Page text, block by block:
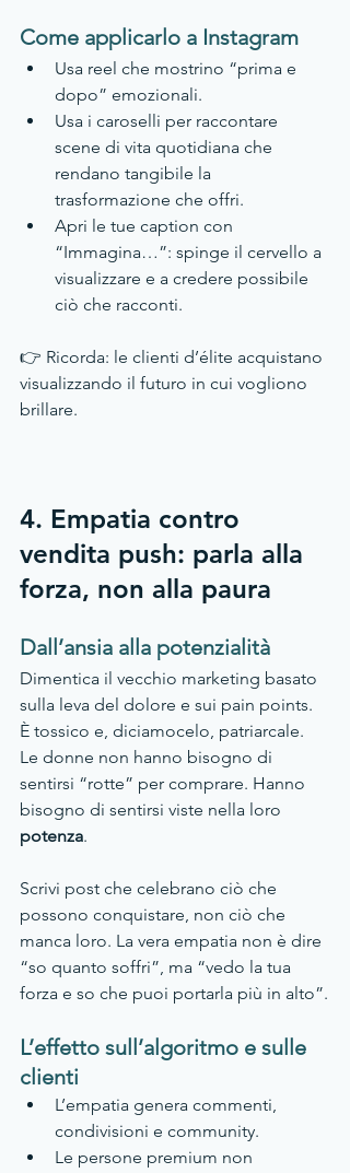
Come applicarlo a Instagram
Usa reel che mostrino “prima e
dopo” emozionali.
Usa i caroselli per raccontare
scene di vita quotidiana che
rendano tangibile la
trasformazione che offri.
Apri le tue caption con
“Immagina…”: spinge il cervello a
visualizzare e a credere possibile
ciò che racconti.
👉 Ricorda: le clienti d’élite acquistano
visualizzando il futuro in cui vogliono
brillare.
4. Empatia contro
vendita push: parla alla
forza, non alla paura
Dall’ansia alla potenzialità
Dimentica il vecchio marketing basato
sulla leva del dolore e sui pain points.
È tossico e, diciamocelo, patriarcale.
Le donne non hanno bisogno di
sentirsi “rotte” per comprare. Hanno
bisogno di sentirsi viste nella loro
potenza.
Scrivi post che celebrano ciò che
possono conquistare, non ciò che
manca loro. La vera empatia non è dire
“so quanto soffri”, ma “vedo la tua
forza e so che puoi portarla più in alto”.
L’effetto sull’algoritmo e sulle
clienti
L’empatia genera commenti,
condivisioni e community.
Le persone premium non